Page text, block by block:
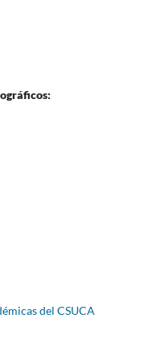
del CSUCA